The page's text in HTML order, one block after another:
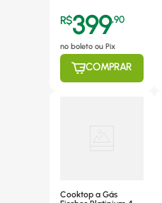
Inteligente, Mesa de
Vidro Temperado
Preto - 44
R$399,90
no boleto ou Pix
COMPRAR
Cooktop a Gás